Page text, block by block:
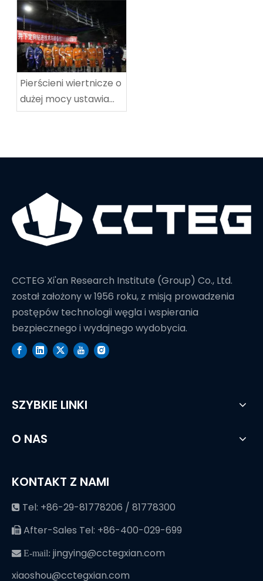
techniczne
wyposażenie
techniczne
Pierścieni wiertnicze o
dużej mocy ustawia
nowy rekord świata w
CCTEG Xi'an Research Institute (Group) Co., Ltd.
został założony w 1956 roku, z misją prowadzenia
postępów technologii węgla i wspierania
bezpiecznego i wydajnego wydobycia.
SZYBKIE LINKI
O NAS
KONTAKT Z NAMI
 Tel: +86-29-81778206 / 81778300
 After-Sales Tel: +86-400-029-699
 E-mail: jingying@cctegxian.com
xiaoshou@cctegxian.com